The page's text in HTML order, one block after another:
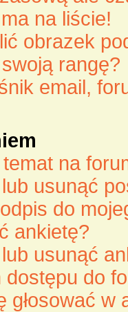
na liście!
obrazek
rangę?
email,
na
usunąć
do
ankietę?
usunąć
do
głosować w